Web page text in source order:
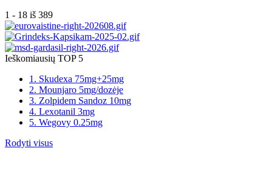
1 - 18 iš 389
Ieškomiausių TOP 5
1. Skudexa 75mg+25mg
2. Mounjaro 5mg/dozėje
3. Zolpidem Sandoz 10mg
4. Lexotanil 3mg
5. Wegovy 0.25mg
Rodyti visus